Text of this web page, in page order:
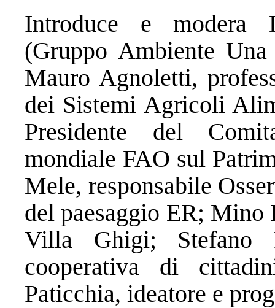
Introduce e modera
(Gruppo Ambiente
Mauro Agnoletti,
dei Sistemi Agricoli
Presidente del
mondiale FAO sul
Mele, responsabile
del paesaggio ER; Mino
Villa Ghigi; Stefano
cooperativa di
Paticchia, ideatore e